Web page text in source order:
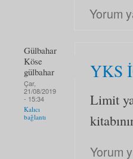
Yorum
Gülbahar
Köse
gülbahar
Çar,
21/08/2019
- 15:34
Kalıcı
bağlantı
YKS
Limit
Yorum